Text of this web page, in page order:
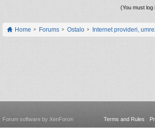
(You must log
Home Forums Ostalo Internet provideri,
Terms and Rules
Forum software by XenForo®